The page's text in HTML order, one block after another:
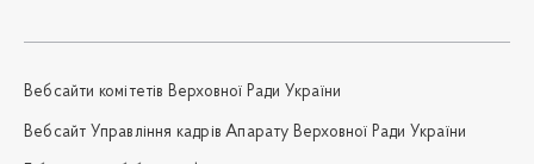
Вебсайти комітетів Верховної Ради України
Вебсайт Управління кадрів Апарату Верховної Ради України